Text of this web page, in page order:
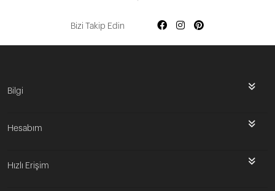
Bizi Takip Edin
Bilgi
Hesabım
Hızlı Erişim